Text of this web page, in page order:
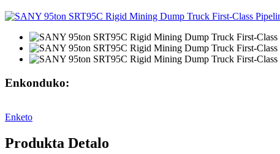
Enkonduko:
Enketo
Produkta Detalo